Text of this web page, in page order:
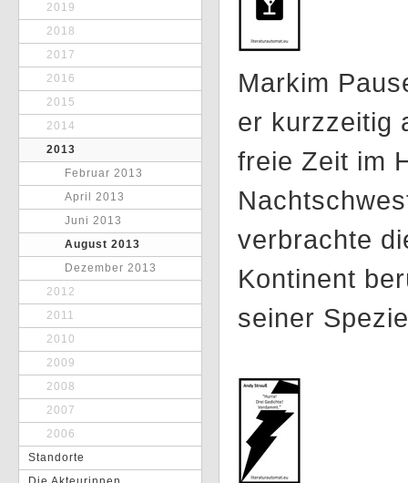
2019
2018
2017
2016
2015
2014
2013
Februar 2013
April 2013
Juni 2013
August 2013
Dezember 2013
2012
2011
2010
2009
2008
2007
2006
Standorte
Markim
er kurzzeitig
freie Zeit im
verbrachte
Kontinent
seiner